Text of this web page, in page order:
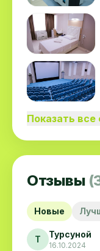
Показать все
Отзывы
Новые
Т Турсуной
16.10.2024